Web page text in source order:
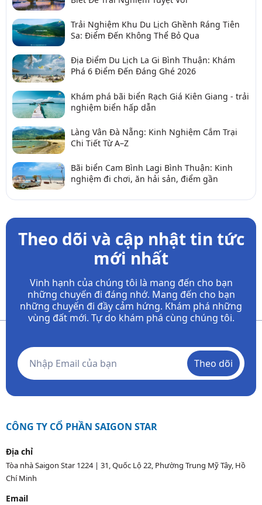
Trải Nghiệm Khu Du Lịch Ghềnh Ráng Tiên
Sa: Điểm Đến Không Thể Bỏ Qua
Địa Điểm Du Lịch La Gi Bình Thuận: Khám
Phá 6 Điểm Đến Đáng Ghé 2026
Khám phá bãi biển Rạch Giá Kiên Giang - trải
nghiệm biển hấp dẫn
Làng Vân Đà Nẵng: Kinh Nghiệm Cắm Trại
Chi Tiết Từ A–Z
Bãi biển Cam Bình Lagi Bình Thuận: Kinh
nghiệm đi chơi, ăn hải sản, điểm gần
Theo dõi và cập nhật tin tức
mới nhất
Vinh hạnh của chúng tôi là mang đến cho bạn
những chuyến đi đáng nhớ. Mang đến cho bạn
những chuyến đi đầy cảm hứng. Khám phá những
vùng đất mới. Tự do khám phá cùng chúng tôi.
Theo dõi
CÔNG TY CỔ PHẦN SAIGON STAR
Địa chỉ
Tòa nhà Saigon Star 1224 | 31, Quốc Lộ 22, Phường Trung Mỹ Tây, Hồ
Chí Minh
Email